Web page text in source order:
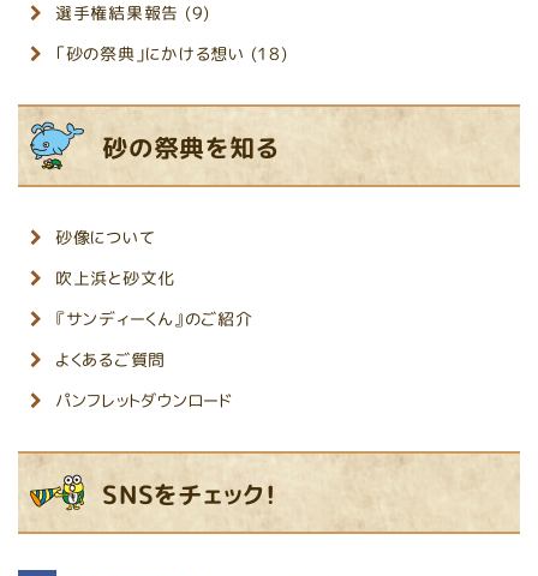
選手権結果報告 (9)
「砂の祭典」にかける想い (18)
砂の祭典を知る
砂像について
吹上浜と砂文化
『サンディーくん』のご紹介
よくあるご質問
パンフレットダウンロード
SNSをチェック！